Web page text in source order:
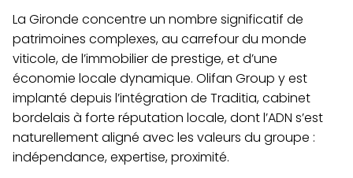
La Gironde concentre un nombre significatif de
patrimoines complexes, au carrefour du monde
viticole, de l’immobilier de prestige, et d’une
économie locale dynamique. Olifan Group y est
implanté depuis l’intégration de Traditia, cabinet
bordelais à forte réputation locale, dont l’ADN s’est
naturellement aligné avec les valeurs du groupe :
indépendance, expertise, proximité.